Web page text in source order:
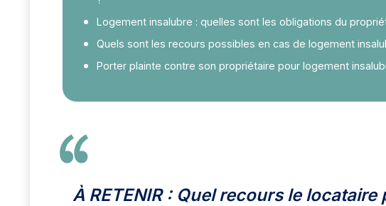
Logement insalubre : quelles sont les obligations du
Quels sont les recours possibles en cas de logement
Porter plainte contre son propriétaire pour logement
À RETENIR : Quel recours le